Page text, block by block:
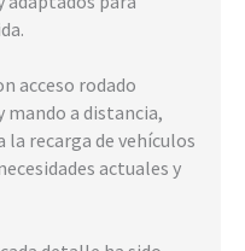
acceso rodado
a distancia,
recarga de vehículos
actuales y